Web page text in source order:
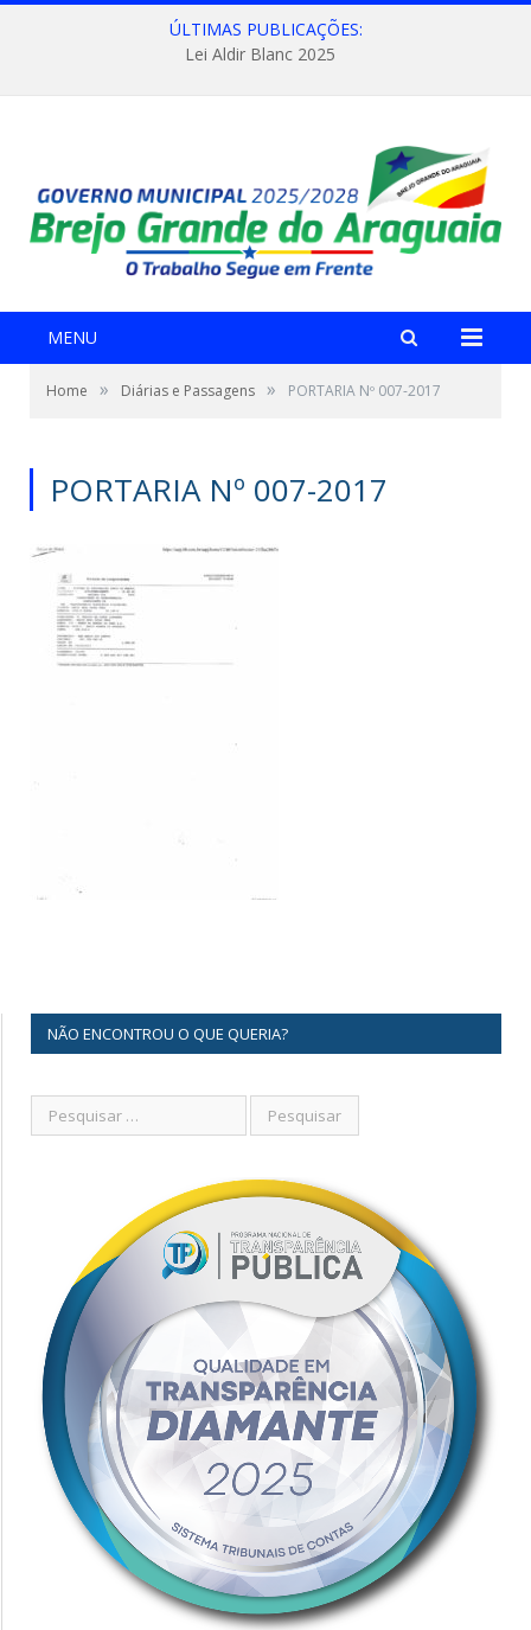
ÚLTIMAS PUBLICAÇÕES:
Lei Aldir Blanc 2025
MENU
Home » Diárias e Passagens » PORTARIA Nº 007-2017
PORTARIA Nº 007-2017
NÃO ENCONTROU O QUE QUERIA?